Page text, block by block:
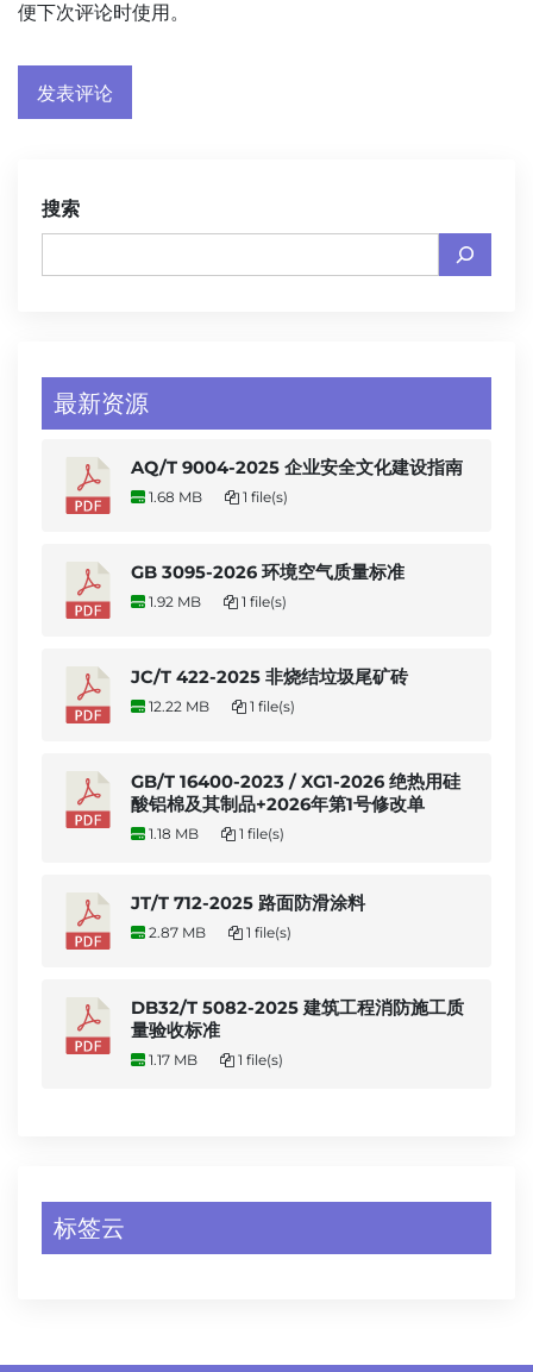
便下次评论时使用。
搜索
最新资源
AQ/T 9004-2025 企业安全文化建设指南
1.68 MB 1 file(s)
GB 3095-2026 环境空气质量标准
1.92 MB 1 file(s)
JC/T 422-2025 非烧结垃圾尾矿砖
12.22 MB 1 file(s)
GB/T 16400-2023 / XG1-2026 绝热用硅
酸铝棉及其制品+2026年第1号修改单
1.18 MB 1 file(s)
JT/T 712-2025 路面防滑涂料
2.87 MB 1 file(s)
DB32/T 5082-2025 建筑工程消防施工质
量验收标准
1.17 MB 1 file(s)
标签云